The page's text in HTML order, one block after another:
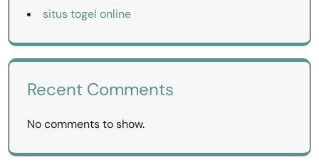
situs togel online
Recent Comments
No comments to show.